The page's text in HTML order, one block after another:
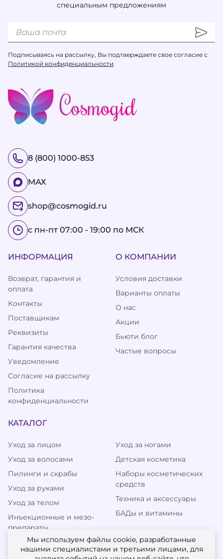
специальным предложениям
Подписываясь на рассылку, Вы подтверждаете свое согласие с
Политикой конфиденциальности.
8 (800) 1000-853
МАХ
shop@cosmogid.ru
с пн-пт 07:00 - 19:00 по МСК
ИНФОРМАЦИЯ
Возврат, гарантия и
оплата
Контакты
Поставщикам
Реквизиты
Гарантия качества
Уведомление
Согласие на рассылку
Политика
конфиденциальности
КАТАЛОГ
Уход за лицом
Уход за волосами
Пилинги и скрабы
Уход за руками
Уход за телом
Инъекционные и мезо-
препараты
Уход за ногами
Детская косметика
Наборы косметических
средств
Техника и аксессуары
БАДы и витамины
О КОМПАНИИ
Условия доставки
Варианты оплаты
О нас
Акции
Бьюти блог
Частые вопросы
Мы используем файлы cookie, разработанные
нашими специалистами и третьими лицами, для